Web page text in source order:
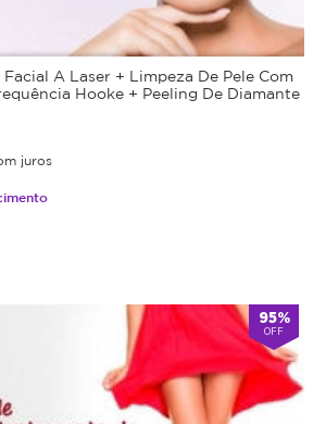
A Laser + Limpeza De Pele Com
Hooke + Peeling De Diamante
juros
95%
OFF